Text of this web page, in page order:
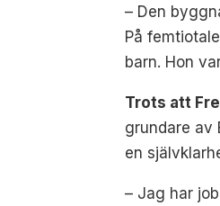
– Den
På
barn. Hon
Trots att
grundare av
en
– Jag har